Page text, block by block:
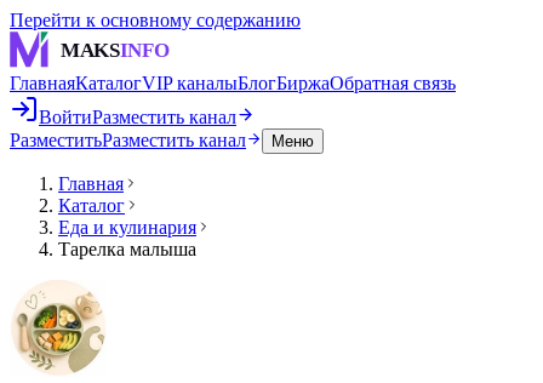
Перейти к основному содержанию
MAKSINFO
ГлавнаяКаталогVIP каналыБлогБиржаОбратная связь
ВойтиРазместить канал
РазместитьРазместить канал Меню
Главная
Каталог
Еда и кулинария
Тарелка малыша